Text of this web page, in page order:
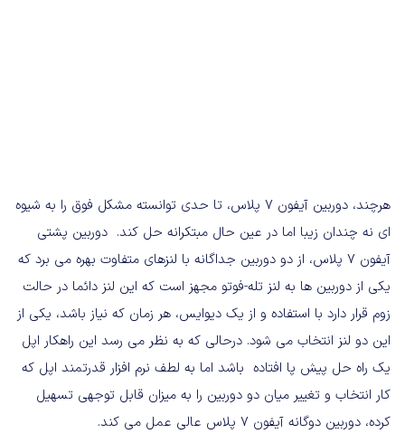
هرچند، دوربین آیفون 7 پلاس، تا حدی توانسته مشکل فوق را به شیوه
ای نه چندان زیبا اما در عین حال مبتکرانه حل کند. دوربین پشتی
آیفون 7 پلاس، از دو دوربین جداگانه با لنزهای متفاوت بهره می برد که
یکی از دوربین ها به لنز تله-فوتو مجهز است که این لنز دائما در حالت
زوم قرار دارد با استفاده و از یک دیوایس، هر زمان که نیاز باشد، یکی از
این دو لنز انتخاب می شود. درحالی که به نظر می رسد این راهکار اپل
یک راه حل پیش پا افتاده باشد اما به لطف نرم افزار قدرتمند اپل که
کار انتخاب و تغییر میان دو دوربین را به میزان قابل توجهی تسهیل
کرده، دوربین دوگانه آیفون 7 پلاس عالی عمل می کند.